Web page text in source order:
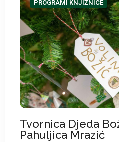
PROGRAMI KNJIŽNICE
Tvornica Djeda
Pahuljica Mrazić